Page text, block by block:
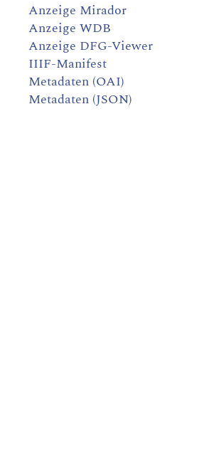
Anzeige Mirador
Anzeige WDB
Anzeige DFG-Viewer
IIIF-Manifest
Metadaten (OAI)
Metadaten (JSON)